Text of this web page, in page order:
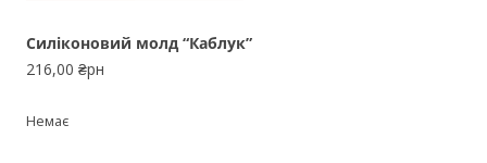
Силіконовий молд “Каблук”
216,00 ₴рн
Немає